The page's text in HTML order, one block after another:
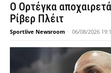
Ο Ορτέγκα
Ρίβερ Πλέιτ
Sportlive Newsroom - 06/08/2026